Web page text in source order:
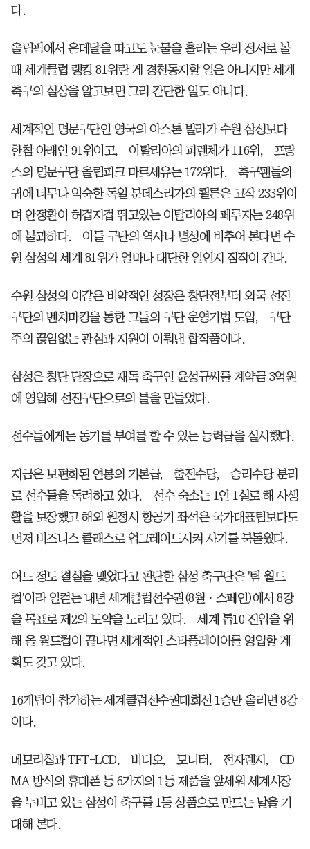
다.
올림픽에서 은메달을 따고도 눈물을 흘리는 우리 정서로 볼
때 세계클럽 랭킹 81위란 게 경천동지할 일은 아니지만 세계
축구의 실상을 알고보면 그리 간단한 일도 아니다.
세계적인 명문구단인 영국의 아스톤 빌라가 수원 삼성보다
한참 아래인 91위이고， 이탈리아의 피렌체가 116위， 프랑
스의 명문구단 올림피크 마르세유는 172위다. 축구팬들의
귀에 너무나 익숙한 독일 분데스리가의 쾰른은 고작 233위이
며 안정환이 허겁지겁 뛰고있는 이탈리아의 페루자는 248위
에 불과하다. 이들 구단의 역사나 명성에 비추어 본다면 수
원 삼성의 세계 81위가 얼마나 대단한 일인지 짐작이 간다.
수원 삼성의 이같은 비약적인 성장은 창단전부터 외국 선진
구단의 벤치마킹을 통한 그들의 구단 운영기법 도입， 구단
주의 끊임없는 관심과 지원이 이뤄낸 합작품이다.
삼성은 창단 단장으로 재독 축구인 윤성규씨를 계약금 3억원
에 영입해 선진구단으로의 틀을 만들었다.
선수들에게는 동기를 부여를 할 수 있는 능력급을 실시했다.
지금은 보편화된 연봉의 기본급， 출전수당， 승리수당 분리
로 선수들을 독려하고 있다. 선수 숙소는 1인 1실로 해 사생
활을 보장했고 해외 원정시 항공기 좌석은 국가대표팀보다도
먼저 비즈니스 클래스로 업그레이드시켜 사기를 북돋웠다.
어느 정도 결실을 맺었다고 판단한 삼성 축구단은 '팀 월드
컵'이라 일컫는 내년 세계클럽선수권(8월ㆍ스페인)에서 8강
을 목표로 제2의 도약을 노리고 있다. 세계 톱10 진입을 위
해 올 월드컵이 끝나면 세계적인 스타플레이어를 영입할 계
획도 갖고 있다.
16개팀이 참가하는 세계클럽선수권대회선 1승만 올리면 8강
이다.
메모리칩과 TFT-LCD， 비디오， 모니터， 전자렌지， CD
MA 방식의 휴대폰 등 6가지의 1등 제품을 앞세워 세계시장
을 누비고 있는 삼성이 축구를 1등 상품으로 만드는 날을 기
대해 본다.